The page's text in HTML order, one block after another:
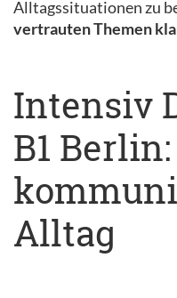
Alltagssituationen zu
vertrauten Themen
Intensiv
B1
Alltag